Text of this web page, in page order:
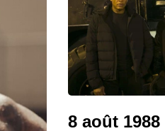
8 août